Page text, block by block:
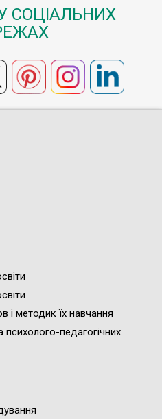
СОЦІАЛЬНИХ
і методик їх навчання
психолого-педагогічних